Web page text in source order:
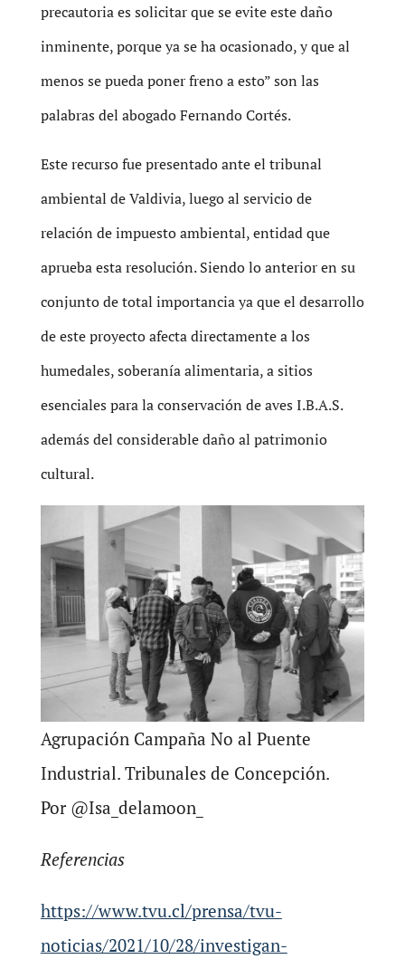
precautoria es solicitar que se evite este daño
inminente, porque ya se ha ocasionado, y que al
menos se pueda poner freno a esto” son las
palabras del abogado Fernando Cortés.
Este recurso fue presentado ante el tribunal
ambiental de Valdivia, luego al servicio de
relación de impuesto ambiental, entidad que
aprueba esta resolución. Siendo lo anterior en su
conjunto de total importancia ya que el desarrollo
de este proyecto afecta directamente a los
humedales, soberanía alimentaria, a sitios
esenciales para la conservación de aves I.B.A.S.
además del considerable daño al patrimonio
cultural.
Agrupación Campaña No al Puente
Industrial. Tribunales de Concepción.
Por @Isa_delamoon_
Referencias
https://www.tvu.cl/prensa/tvu-
noticias/2021/10/28/investigan-